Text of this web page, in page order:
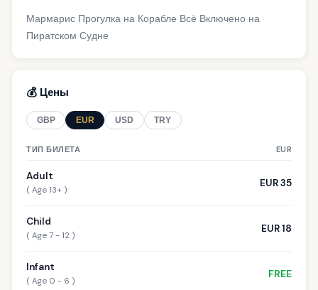
Мармарис Прогулка на Корабле Всё Включено на
Пиратском Судне
💰 Цены
GBP EUR USD TRY
ТИП БИЛЕТА EUR
Adult
( Age 13+ )
EUR 35
Child
( Age 7 - 12 )
EUR 18
Infant
( Age 0 - 6 )
FREE